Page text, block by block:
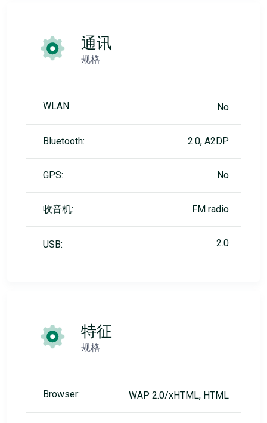
通讯
规格
WLAN: No
Bluetooth: 2.0, A2DP
GPS: No
收音机: FM radio
USB: 2.0
特征
规格
Browser: WAP 2.0/xHTML, HTML